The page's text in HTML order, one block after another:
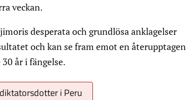
veckan.
desperata och grundlösa anklagelser
och kan se fram emot en återupptagen
år i fängelse.
i Peru